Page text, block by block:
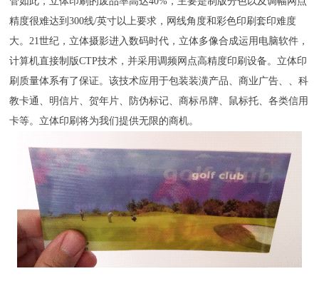
精度很难达到300线/英寸以上要求，网线角度和彩色印刷套印难度
大。21世纪，立体摄影进入数码时代，立体多像合成运用电脑软件，
计算机直接制版CTP技术，并采用调频网点高精度印刷设备。立体印
刷质量体系有了保证。该技术应用于包装装潢产品、商业广告、、科
教卡通、明信片、贺年片、防伪标记、商标吊牌、鼠标托、各类信用
卡等。立体印刷将为我们提供无限的商机。